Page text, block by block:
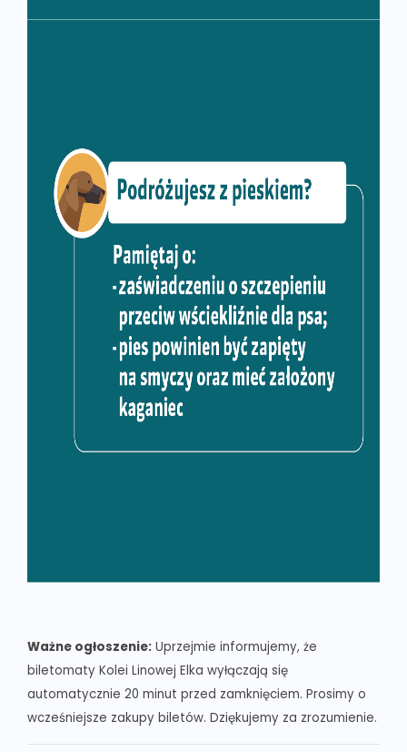
Ważne ogłoszenie: Uprzejmie informujemy, że
biletomaty Kolei Linowej Elka wyłączają się
automatycznie 20 minut przed zamknięciem. Prosimy o
wcześniejsze zakupy biletów. Dziękujemy za zrozumienie.